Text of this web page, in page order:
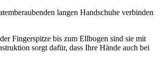
langen Handschuhe verbinden
Fingerspitze bis zum Ellbogen sind sie mit
sorgt dafür, dass Ihre Hände auch bei